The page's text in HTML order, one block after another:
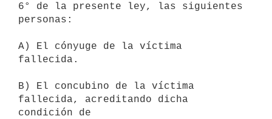
6° de la presente ley, las siguientes
personas:
A) El cónyuge de la víctima
fallecida.
B) El concubino de la víctima
fallecida, acreditando dicha
condición de